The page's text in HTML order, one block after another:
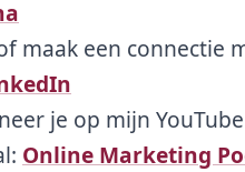
maak een connectie
je op mijn YouTube
Online Marketing